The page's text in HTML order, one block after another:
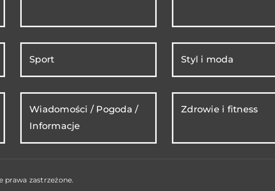
Sport Styl i moda
Wiadomości / Pogoda /
Informacje
Zdrowie i fitness
zastrzeżone.